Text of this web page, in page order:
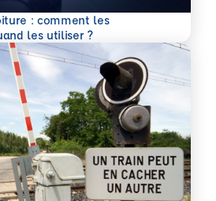
: comment les
les utiliser ?